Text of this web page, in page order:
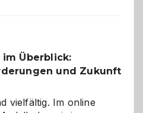
Überblick:
und Zukunft
vielfältig. Im online